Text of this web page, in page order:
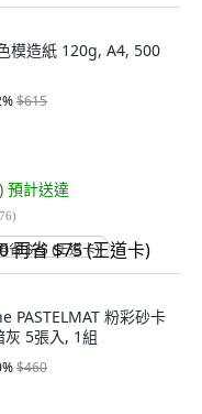
模造紙 120g, A4, 500
%$615
預計送達
)
省 $75 (王道卡)
PASTELMAT 粉彩砂卡
5張入, 1組
%$460